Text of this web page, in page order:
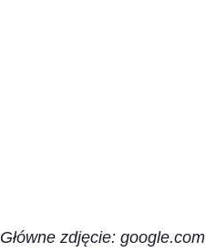
Główne zdjęcie: google.com